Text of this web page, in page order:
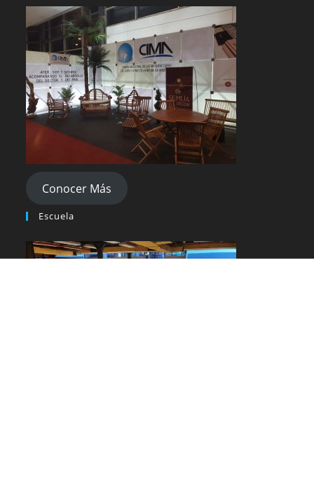
Conocer Más
Escuela